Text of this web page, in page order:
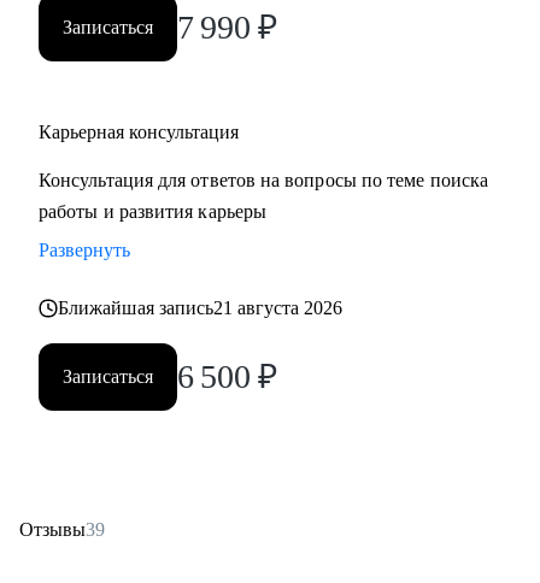
Записаться 7 990 ₽
Карьерная консультация
Консультация для ответов на вопросы по теме поиска
работы и развития карьеры
Развернуть
Ближайшая запись21 августа 2026
Записаться 6 500 ₽
Отзывы39